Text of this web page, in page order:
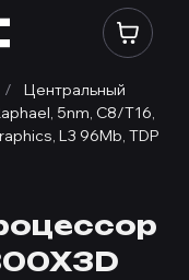
Центральный
5nm, C8/T16,
L3 96Mb, TDP